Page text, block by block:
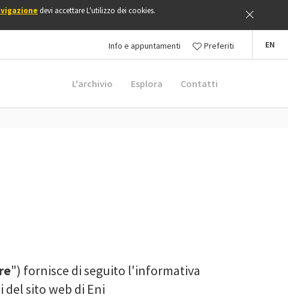
devi accettare L'utilizzo dei cookies.
Info e appuntamenti Preferiti EN
L'archivio Esplora Contatti
") fornisce di seguito l'informativa
sito web di Eni